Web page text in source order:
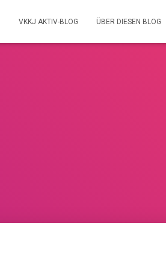
VKKJ AKTIV-BLOG ÜBER DIESEN BLOG